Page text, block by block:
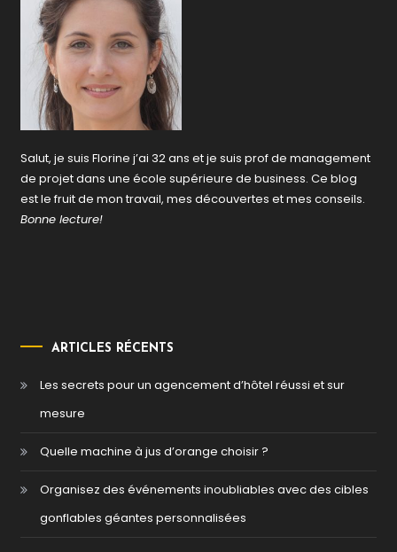
Salut, je suis Florine j’ai 32 ans et je suis prof de management
de projet dans une école supérieure de business. Ce blog
est le fruit de mon travail, mes découvertes et mes conseils.
Bonne lecture!
ARTICLES RÉCENTS
Les secrets pour un agencement d’hôtel réussi et sur
mesure
Quelle machine à jus d’orange choisir ?
Organisez des événements inoubliables avec des cibles
gonflables géantes personnalisées